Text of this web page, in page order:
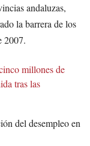
andaluzas,
la barrera de los
2007.
millones de
tras las
del desempleo en